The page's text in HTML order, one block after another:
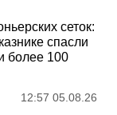
сеток:
спасли
более 100
12:57 05.08.26